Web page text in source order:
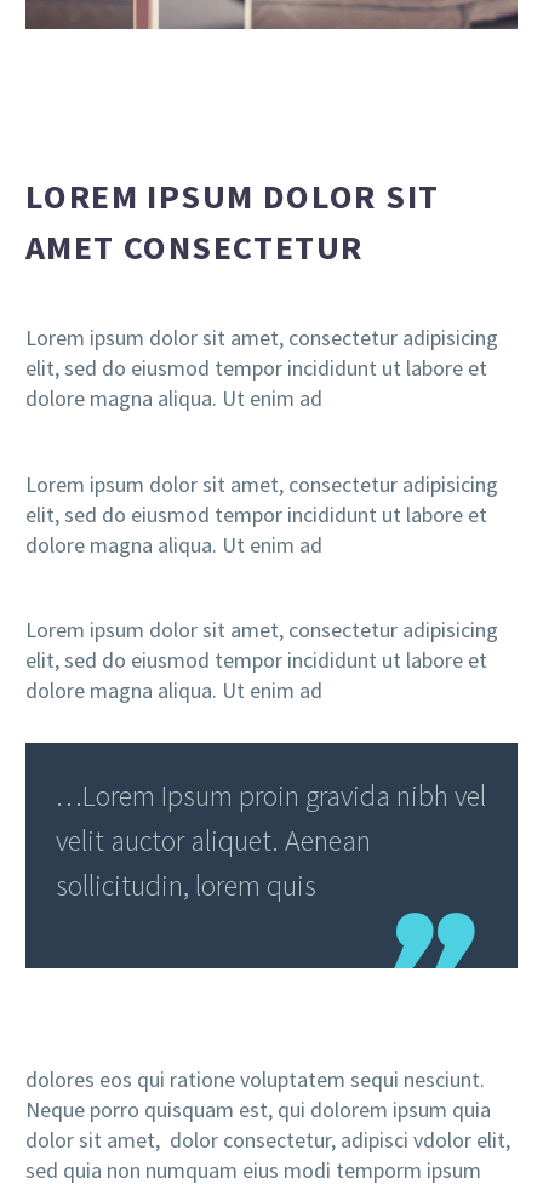
LOREM IPSUM DOLOR SIT
AMET CONSECTETUR
Lorem ipsum dolor sit amet, consectetur adipisicing
elit, sed do eiusmod tempor incididunt ut labore et
dolore magna aliqua. Ut enim ad
Lorem ipsum dolor sit amet, consectetur adipisicing
elit, sed do eiusmod tempor incididunt ut labore et
dolore magna aliqua. Ut enim ad
Lorem ipsum dolor sit amet, consectetur adipisicing
elit, sed do eiusmod tempor incididunt ut labore et
dolore magna aliqua. Ut enim ad
…Lorem Ipsum proin gravida nibh vel
velit auctor aliquet. Aenean
sollicitudin, lorem quis
dolores eos qui ratione voluptatem sequi nesciunt.
Neque porro quisquam est, qui dolorem ipsum quia
dolor sit amet, dolor consectetur, adipisci vdolor elit,
sed quia non numquam eius modi temporm ipsum